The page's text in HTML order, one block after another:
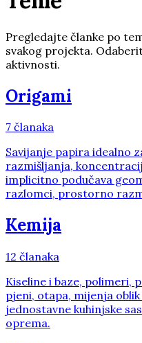
Pregledajte članke po
svakog projekta.
aktivnosti.
Origami
7 članaka
Savijanje papira idealno
razmišljanja,
implicitno podučava
razlomci, prostorno
Kemija
12 članaka
Kiseline i baze, polimeri,
pjeni, otapa, mijenja
jednostavne kuhinjske
oprema.